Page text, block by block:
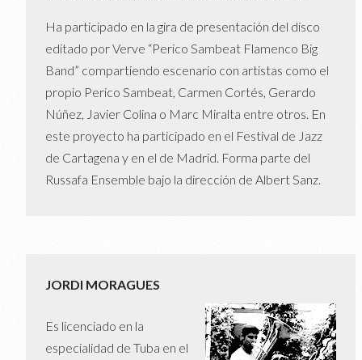
Ha participado en la gira de presentación del disco
editado por Verve “Perico Sambeat Flamenco Big
Band” compartiendo escenario con artistas como el
propio Perico Sambeat, Carmen Cortés, Gerardo
Núñez, Javier Colina o Marc Miralta entre otros. En
este proyecto ha participado en el Festival de Jazz
de Cartagena y en el de Madrid. Forma parte del
Russafa Ensemble bajo la dirección de Albert Sanz.
JORDI MORAGUES
Es licenciado en la
especialidad de Tuba en el